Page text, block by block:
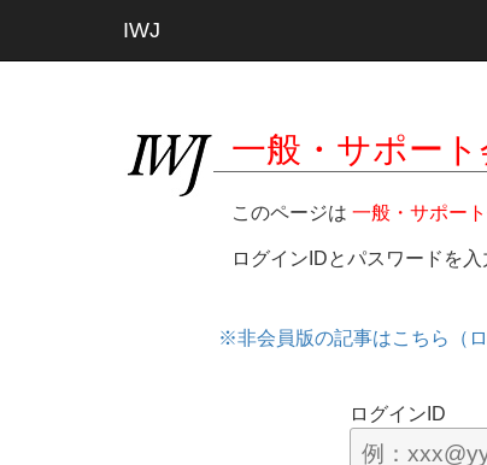
IWJ
一般・サポート
このページは 一般・サポー
ログインIDとパスワードを
※非会員版の記事はこちら（
ログインID